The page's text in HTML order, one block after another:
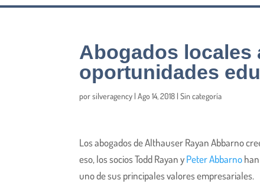
Abogados locales
oportunidades
porsilveragency |Ago 14, 2018 |Sin categoría
Los abogados de Althauser Rayan Abbarno
eso, los socios Todd Rayan yPeter Abbarno
uno de sus principales valores empresariales.